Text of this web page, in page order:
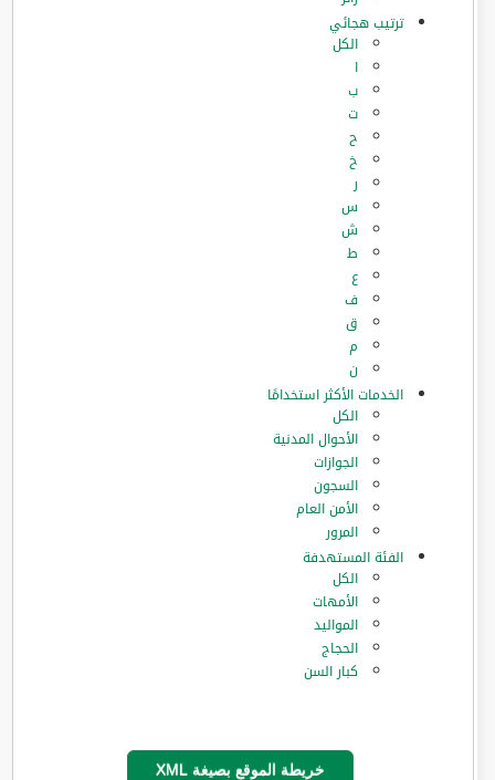
ترتيب هجائي
الكل
ا
ب
ت
ح
خ
ر
س
ش
ط
ع
ف
ق
م
ن
الخدمات الأكثر استخدامًا
الكل
الأحوال المدنية
الجوازات
السجون
الأمن العام
المرور
الفئة المستهدفة
الكل
الأمهات
المواليد
الحجاج
كبار السن
خريطة الموقع بصيغة XML